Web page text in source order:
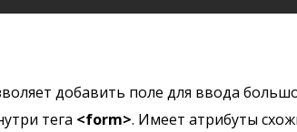
добавить поле для ввода
тега <form>. Имеет атрибуты